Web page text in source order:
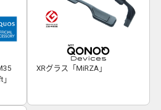
XRグラス「MiRZA」